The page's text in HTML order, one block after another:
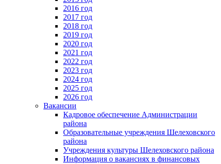
2016 год
2017 год
2018 год
2019 год
2020 год
2021 год
2022 год
2023 год
2024 год
2025 год
2026 год
Вакансии
Кадровое обеспечение Администрации
района
Образовательные учреждения Шелеховского
района
Учреждения культуры Шелеховского района
Информация о вакансиях в финансовых